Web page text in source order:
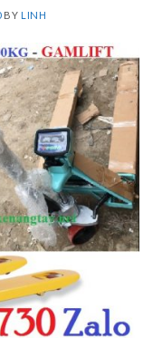
BY LINH